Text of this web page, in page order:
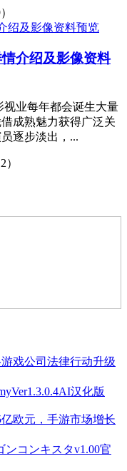
介绍及影像资料
业每年都会诞生大量
成熟魅力获得广泛关
逐步淡出，...
戏公司法律行动升级
汉化版
欧元，手游市场增长
ンコンキスタv1.00官